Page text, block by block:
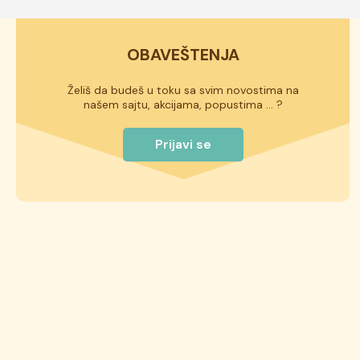
OBAVEŠTENJA
Želiš da budeš u toku sa svim novostima na
našem sajtu, akcijama, popustima ... ?
Prijavi se